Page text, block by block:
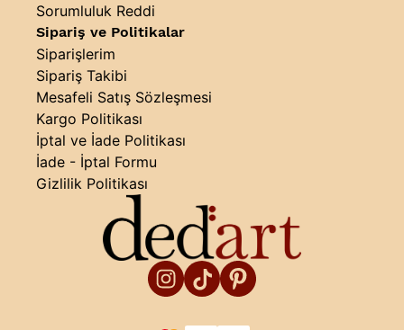
Sorumluluk Reddi
Sipariş ve Politikalar
Siparişlerim
Sipariş Takibi
Mesafeli Satış Sözleşmesi
Kargo Politikası
İptal ve İade Politikası
İade - İptal Formu
Gizlilik Politikası